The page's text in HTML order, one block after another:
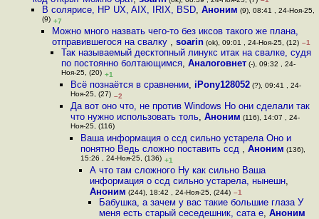
В солярисе, HP UX, AIX, IRIX, BSD,Аноним (9), 08:41 , 24-Ноя-25,
(9) +7
Можно много назвать чего-то без иксов такого же плана,
отправившегося на свалку , soarin(ok), 09:01 , 24-Ноя-25, (12) –1
Так называемый десктопный линукс итак на свалке, судя
по постоянно болтающимся, Аналоговнет(-), 09:32 , 24-
Ноя-25, (20) +1
Всё познаётся в сравнении, iPony128052 (?), 09:41 , 24-
Ноя-25, (27) –2
Да вот оно что, не против Windows Но они сделали так
что нужно использовать толь,Аноним (116), 14:07 , 24-
Ноя-25, (116)
Ваша информация о ссд сильно устарела Оно и
понятно Ведь сложно поставить ссд , Аноним (136),
15:26 , 24-Ноя-25, (136) +1
А что там сложного Ну как сильно Ваша
информация о ссд сильно устарела, нынешн,
Аноним (244), 18:42 , 24-Ноя-25, (244) –1
Бабушка, а зачем у вас такие большие глаза У
меня есть старый сеседешник, сата е,Аноним